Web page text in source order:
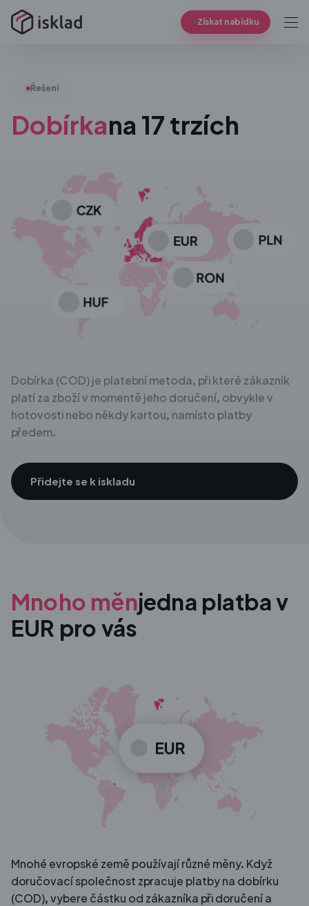
Získat nabídku
Řešení
Dobírkana 17 trzích
Dobírka (COD) je platební metoda, při které zákazník
platí za zboží v momentě jeho doručení, obvykle v
hotovosti nebo někdy kartou, namísto platby
předem.
Přidejte se k iskladu
Mnoho měnjedna platba v
EUR pro vás
Mnohé evropské země používají různé měny. Když
doručovací společnost zpracuje platby na dobírku
(COD), vybere částku od zákazníka při doručení a